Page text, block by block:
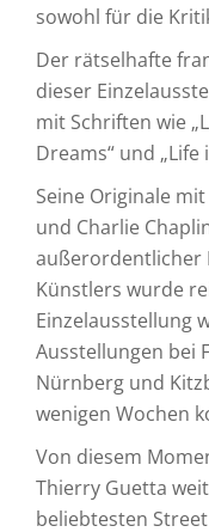
sowohl für die
Der rätselhafte
dieser
mit Schriften wie
Dreams“ und „Life
Seine Originale
und Charlie
außerordentlicher
Künstlers wurde
Einzelausstellung
Ausstellungen bei
Nürnberg und
wenigen Wochen
Von diesem
Thierry Guetta
beliebtesten